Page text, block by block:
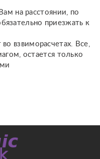
на расстоянии, по
приезжать к
взвиморасчетах. Все,
остается только